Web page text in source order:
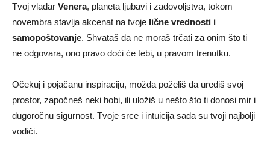
Tvoj vladar Venera, planeta ljubavi i zadovoljstva, tokom
novembra stavlja akcenat na tvoje lične vrednosti i
samopoštovanje. Shvataš da ne moraš trčati za onim što ti
ne odgovara, ono pravo doći će tebi, u pravom trenutku.
Očekuj i pojačanu inspiraciju, možda poželiš da urediš svoj
prostor, započneš neki hobi, ili uložiš u nešto što ti donosi mir i
dugoročnu sigurnost. Tvoje srce i intuicija sada su tvoji najbolji
vodiči.